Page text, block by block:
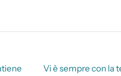
Vi è sempre con la